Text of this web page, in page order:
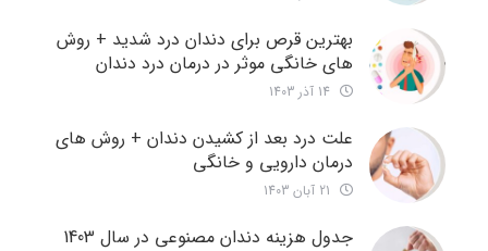
بهترین قرص برای دندان درد شدید + روش
های خانگی موثر در درمان درد دندان
علت درد بعد از کشیدن دندان + روش های
درمان دارویی و خانگی
جدول هزینه دندان مصنوعی در سال 1403